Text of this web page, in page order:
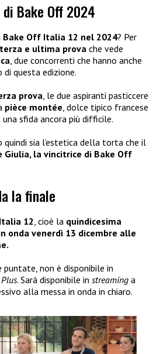
Bake Off 2024
Bake Off Italia 12 nel 2024? Per
terza e ultima prova che vede
, due concorrenti che hanno anche
questa edizione.
prova, le due aspiranti pasticcere
pièce montée, dolce tipico francese
sfida ancora più difficile.
sia l’estetica della torta che il
Giulia, la vincitrice di Bake Off
la finale
12 , cioè la quindicesima
onda venerdì 13 dicembre alle
non è disponibile in
. Sarà disponibile in streaming a
alla messa in onda in chiaro.